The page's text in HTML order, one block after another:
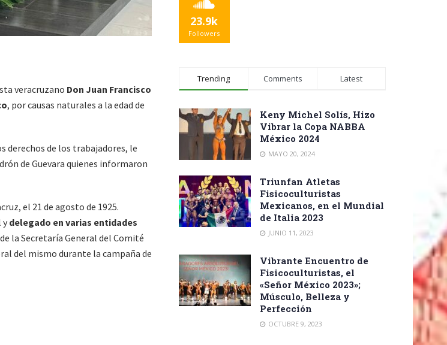
veracruzano Don Juan Francisco
, por causas naturales a la edad de
derechos de los trabajadores, le
de Guevara quienes informaron
el 21 de agosto de 1925.
y delegado en varias entidades
la Secretaría General del Comité
del mismo durante la campaña de
23.9k
Followers
Trending Comments Latest
Keny Michel Solís, Hizo
Vibrar la Copa NABBA
México 2024
MAYO 20, 2024
Triunfan Atletas
Fisicoculturistas
Mexicanos, en el Mundial
de Italia 2023
JUNIO 11, 2023
Vibrante Encuentro de
Fisicoculturistas, el
«Señor México 2023»;
Músculo, Belleza y
Perfección
OCTUBRE 9, 2023